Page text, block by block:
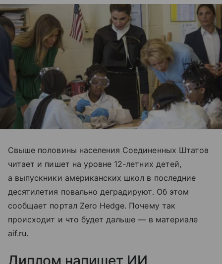
Свыше половины населения Соединенных Штатов
читает и пишет на уровне 12-летних детей,
а выпускники американских школ в последние
десятилетия повально деградируют. Об этом
сообщает портал Zero Hedge. Почему так
происходит и что будет дальше — в материале
aif.ru.
Диплом напишет ИИ